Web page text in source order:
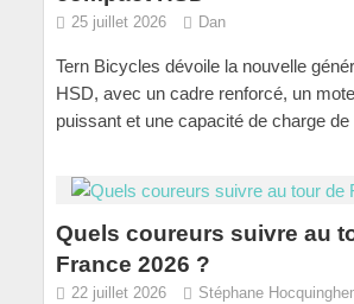
25 juillet 2026 Dan
Tern Bicycles dévoile la nouvelle
HSD, avec un cadre renforcé, un
puissant et une capacité de charge de
Quels coureurs suivre au
France 2026 ?
22 juillet 2026 Stéphane